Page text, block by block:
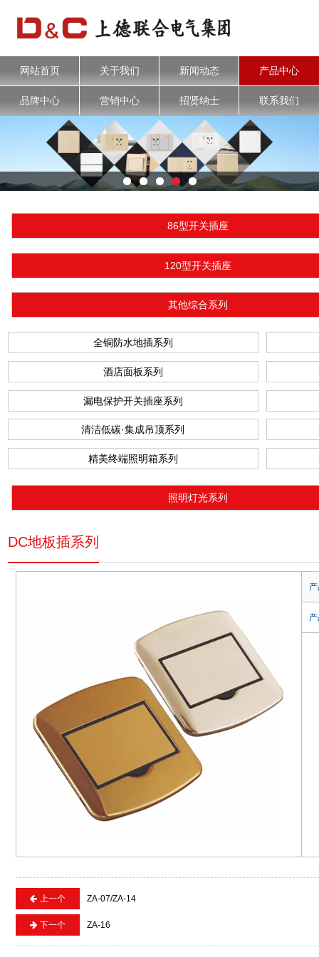
网站首页 关于我们 新闻动态 产品中心
品牌中心 营销中心 招贤纳士 联系我们
86型开关插座
120型开关插座
其他综合系列
全铜防水地插系列
酒店面板系列
漏电保护开关插座系列
清洁低碳·集成吊顶系列
精美终端照明箱系列
照明灯光系列
DC地板插系列
上一个 ZA-07/ZA-14
下一个 ZA-16